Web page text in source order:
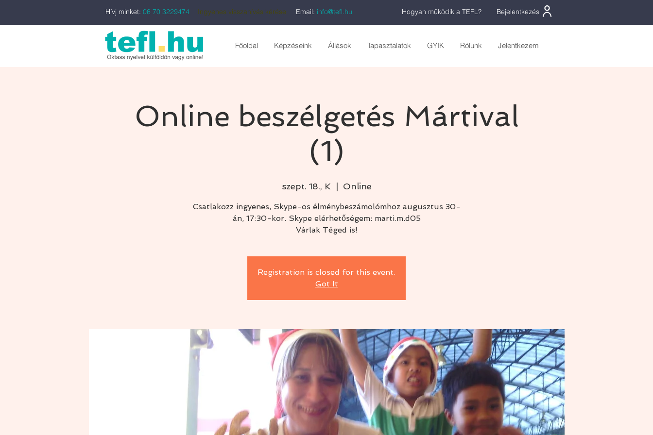
Hívj minket: 06 70 3229474 Ingyenes visszahívás kérése Email: info@tefl.hu Hogyan működik a TEFL? Bejelentkezés
Főoldal Képzéseink Állások Tapasztalatok GYIK Rólunk Jelentkezem
Online beszélgetés Mártival
(1)
szept. 18., K Online
Csatlakozz ingyenes, Skype-os élménybeszámolómhoz augusztus 30-
án, 17:30-kor. Skype elérhetőségem: marti.m.d05
Várlak Téged is!
Registration is closed for this event.
Got It